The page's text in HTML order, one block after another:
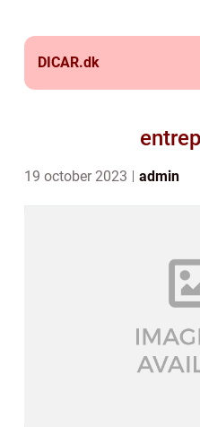
DICAR.dk
19 october 2023 admin